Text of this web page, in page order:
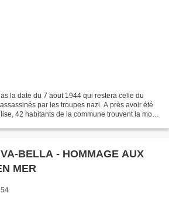
la date du 7 aout 1944 qui restera celle du
par les troupes nazi. A près avoir été
42 habitants de la commune trouvent la mort
BELLA - HOMMAGE AUX
MER